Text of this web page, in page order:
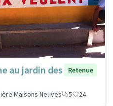
au jardin des
Retenue
Maisons Neuves 5 24